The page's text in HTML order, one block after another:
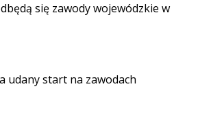
się zawody wojewódzkie w
udany start na zawodach